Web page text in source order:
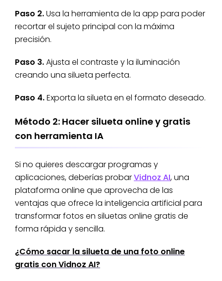
Paso 2.Usa la herramienta de la app para poder
recortar el sujeto principal con la máxima
precisión.
Paso 3.Ajusta el contraste y la iluminación
creando una silueta perfecta.
Paso 4.Exporta la silueta en el formato deseado.
Método 2: Hacer silueta online y gratis
con herramienta IA
Si no quieres descargar programas y
aplicaciones, deberías probarVidnoz AI, una
plataforma online que aprovecha de las
ventajas que ofrece la inteligencia artificial para
transformar fotos en siluetas online gratis de
forma rápida y sencilla.
¿Cómo sacar la silueta de una foto online
gratis con Vidnoz AI?